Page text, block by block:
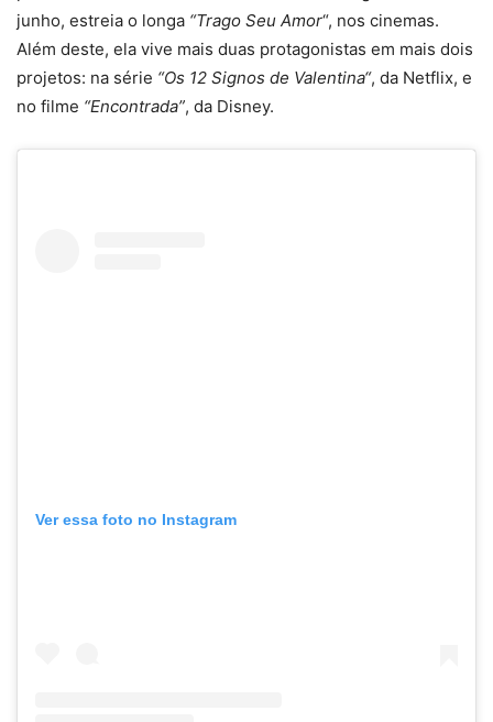
junho, estreia o longa “Trago Seu Amor“, nos cinemas.
Além deste, ela vive mais duas protagonistas em mais dois
projetos: na série “Os 12 Signos de Valentina“, da Netflix, e
no filme “Encontrada”, da Disney.
Ver essa foto no Instagram